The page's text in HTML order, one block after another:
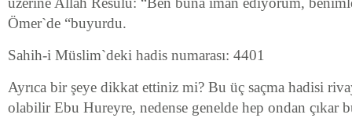
Ömer`de “buyurdu.
Sahih-i Müslim`deki hadis numarası: 4401
Ayrıca bir şeye dikkat ettiniz mi? Bu üç saçma hadisi
olabilir Ebu Hureyre, nedense genelde hep ondan çıkar